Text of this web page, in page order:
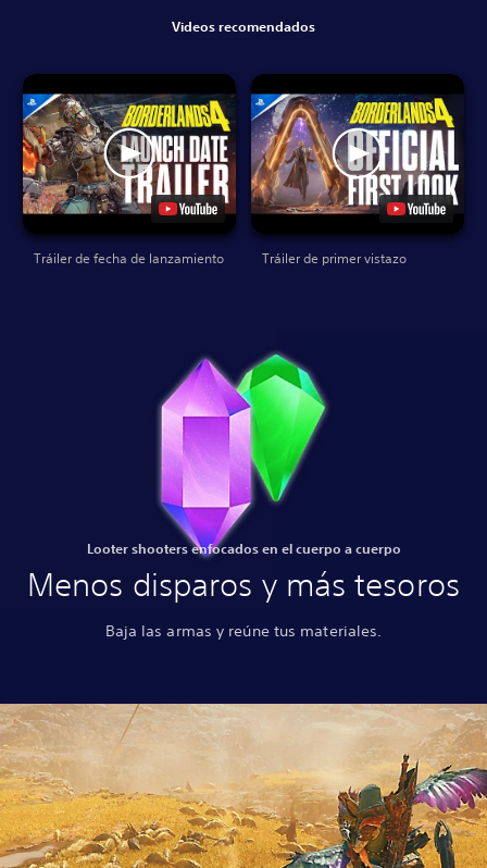
Videos recomendados
Tráiler de fecha de lanzamiento Tráiler de primer vistazo
Looter shooters enfocados en el cuerpo a cuerpo
Menos disparos y más tesoros
Baja las armas y reúne tus materiales.